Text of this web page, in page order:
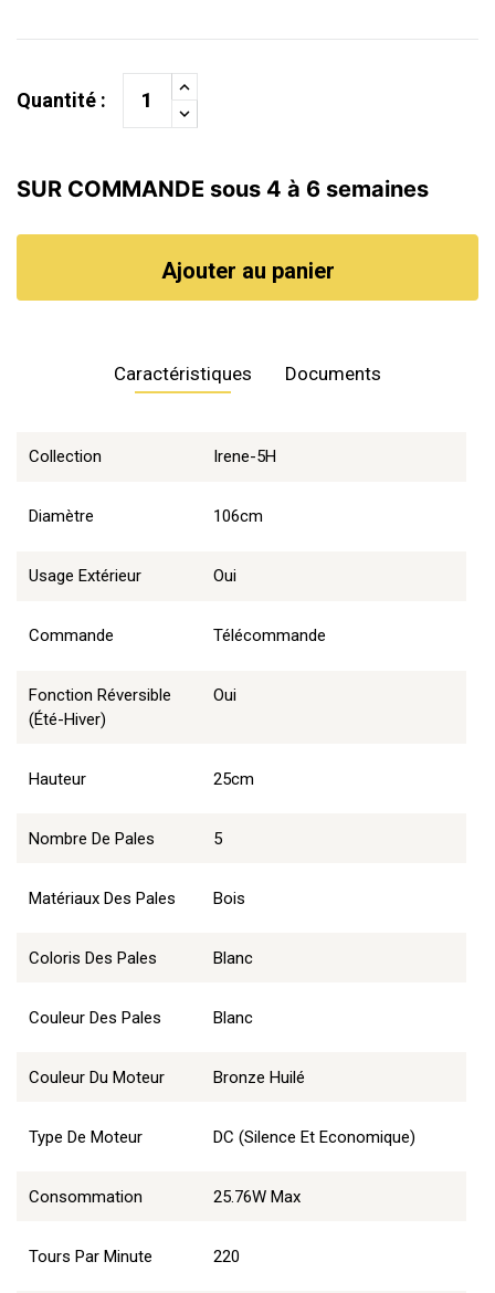
Quantité :
SUR COMMANDE sous 4 à 6 semaines
Ajouter au panier
Caractéristiques
Collection Irene-5H
Diamètre 106cm
Usage Extérieur Oui
Commande Télécommande
Fonction Réversible
(été-Hiver)
Oui
Hauteur 25cm
Nombre De Pales 5
Matériaux Des Pales Bois
Coloris Des Pales Blanc
Couleur Des Pales Blanc
Couleur Du Moteur Bronze Huilé
Type De Moteur DC (Silence Et Economique)
Consommation 25.76W Max
Tours Par Minute 220
Documents